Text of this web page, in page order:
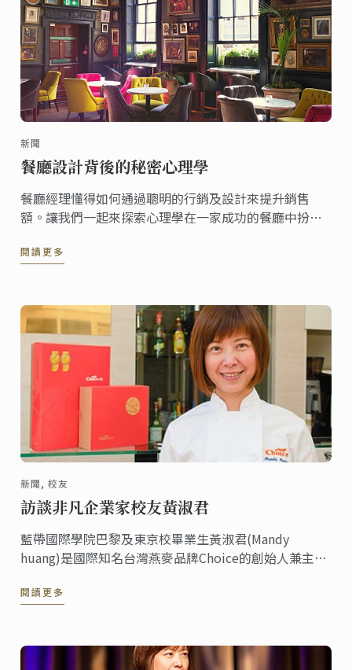
新聞
餐廳設計背後的秘密心理學
餐廳經理懂得如何通過聰明的行銷及設計來提升銷售
額。讓我們一起來探索心理學在一家成功的餐廳中扮演
閱讀更多
新聞, 校友
訪談非凡企業家校友黃淑君
藍帶國際學院巴黎及東京校畢業生黃淑君(Mandy
huang)是國際知名台灣燕麥品牌Choice的創始人兼主
閱讀更多